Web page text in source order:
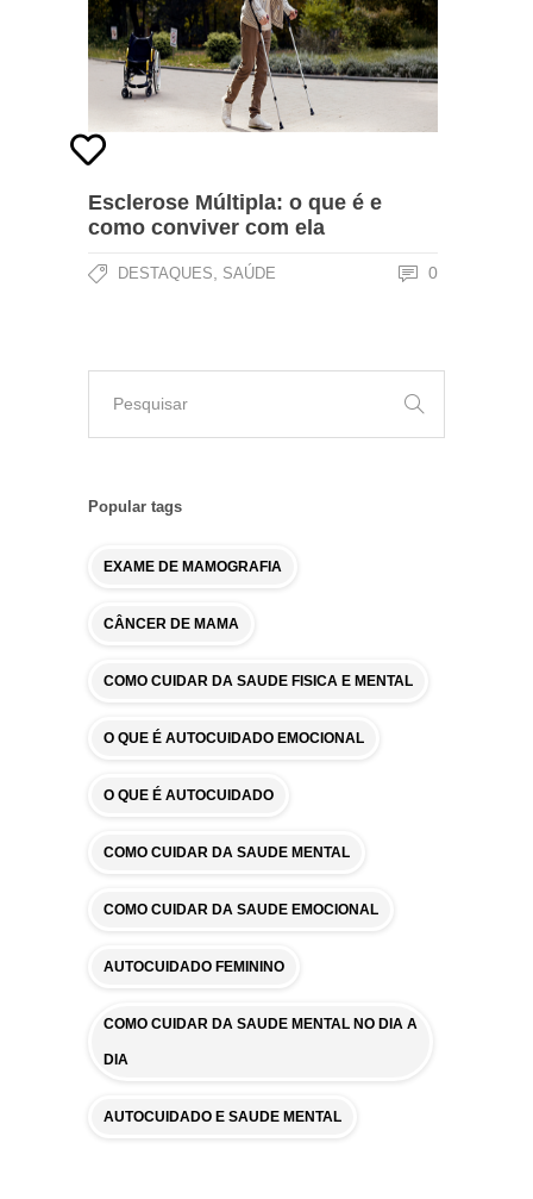
Esclerose Múltipla: o que é e
como conviver com ela
DESTAQUES SAÚDE 0
Popular tags
EXAME DE MAMOGRAFIA
CÂNCER DE MAMA
COMO CUIDAR DA SAUDE FISICA E MENTAL
O QUE É AUTOCUIDADO EMOCIONAL
O QUE É AUTOCUIDADO
COMO CUIDAR DA SAUDE MENTAL
COMO CUIDAR DA SAUDE EMOCIONAL
AUTOCUIDADO FEMININO
COMO CUIDAR DA SAUDE MENTAL NO DIA A
DIA
AUTOCUIDADO E SAUDE MENTAL